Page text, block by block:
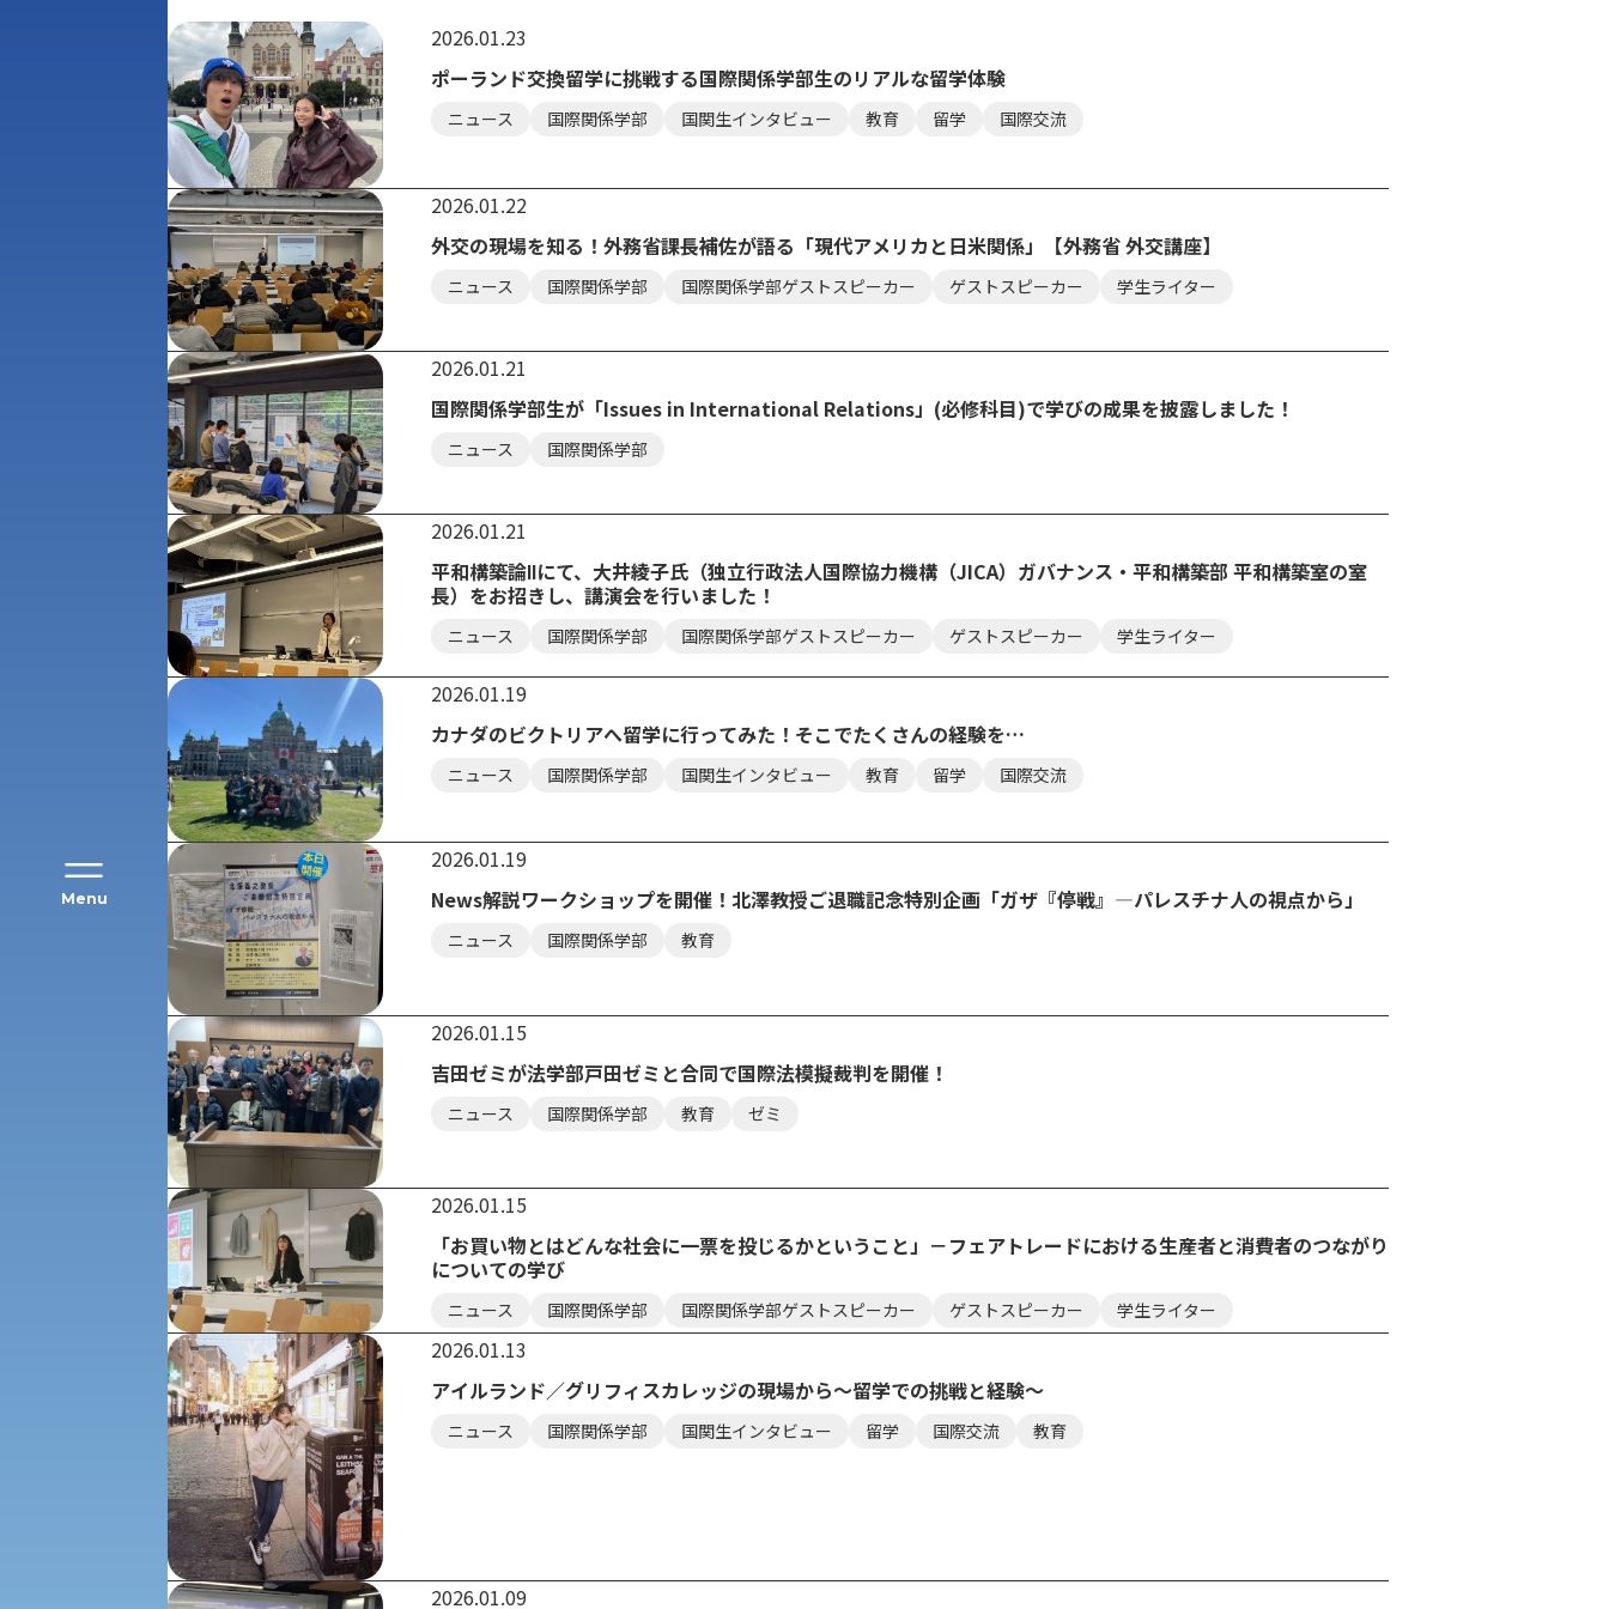
Menu
一般選抜入試［中期日程］
共通テスト利用入試[前期][後期]
専門学科等対象公募推薦入試
科目等履修生・聴講生募集
キャンパス・施設の見学について
社会安全・警察学研究所
2026.01.23
ポーランド交換留学に挑戦する国際関係学部生のリアルな留学体験
ニュース 国際関係学部 国関生インタビュー 教育 留学 国際交流
2026.01.22
外交の現場を知る！外務省課長補佐が語る「現代アメリカと日米関係」【外務省 外交講座】
ニュース 国際関係学部 国際関係学部ゲストスピーカー ゲストスピーカー 学生ライター
2026.01.21
国際関係学部生が「Issues in International Relations」(必修科目)で学びの成果を披露しました！
ニュース 国際関係学部
2026.01.21
平和構築論Ⅱにて、大井綾子氏（独立行政法人国際協力機構（JICA）ガバナンス・平和構築部 平和構築室の室
長）をお招きし、講演会を行いました！
ニュース 国際関係学部 国際関係学部ゲストスピーカー ゲストスピーカー 学生ライター
2026.01.19
カナダのビクトリアへ留学に行ってみた！そこでたくさんの経験を…
ニュース 国際関係学部 国関生インタビュー 教育 留学 国際交流
2026.01.19
News解説ワークショップを開催！北澤教授ご退職記念特別企画「ガザ『停戦』―パレスチナ人の視点から」
ニュース 国際関係学部 教育
2026.01.15
吉田ゼミが法学部戸田ゼミと合同で国際法模擬裁判を開催！
ニュース 国際関係学部 教育 ゼミ
2026.01.15
「お買い物とはどんな社会に一票を投じるかということ」－フェアトレードにおける生産者と消費者のつながり
についての学び
ニュース 国際関係学部 国際関係学部ゲストスピーカー ゲストスピーカー 学生ライター
2026.01.13
アイルランド／グリフィスカレッジの現場から～留学での挑戦と経験～
ニュース 国際関係学部 国関生インタビュー 留学 国際交流 教育
2026.01.09